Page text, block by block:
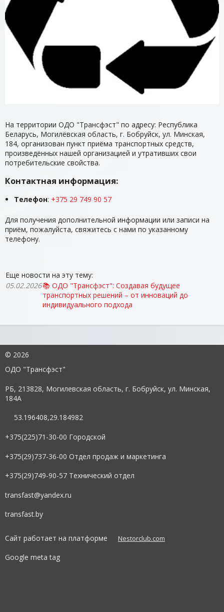
На территории ОДО "Трансфэст" по адресу: Республика
Беларусь, Могилёвская область, г. Бобруйск, ул. Минская,
184, организован пункт приёма транспортных средств,
произведённых нашей организацией и утративших свои
потребительские свойства.
Контактная информация:
Телефон: +375 29 749 90 57
Для получения дополнительной информации или записи на
приём, пожалуйста, свяжитесь с нами по указанному
телефону.
Еще новости на эту тему:
05.02.2026📚 ОДО "Трансфэст": Создавая будущее
транспортных решений – от инноваций до
индивидуального подхода
© 2026
ОДО "Трансфэст"
РБ, 213828, Могилевская область, г. Бобруйск, ул. Минская,
184А
53.196408,29.184982
+375(225)71-30-00 Городской
+375(29)737-36-00 Отдел продаж и маркетинга
+375(29)749-90-57 Технический отдел
transfast@yandex.ru
transfast.by
Сайт работает на платформе Nestorclub.com
Google meta tag